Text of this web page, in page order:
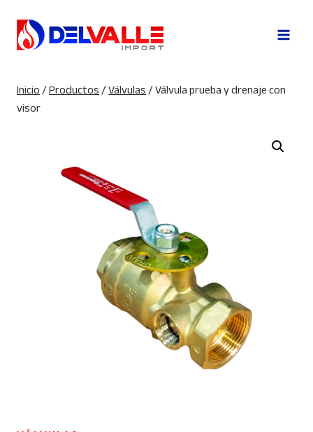
contenido
Inicio/Productos/Válvulas/Válvula prueba y drenaje con
visor